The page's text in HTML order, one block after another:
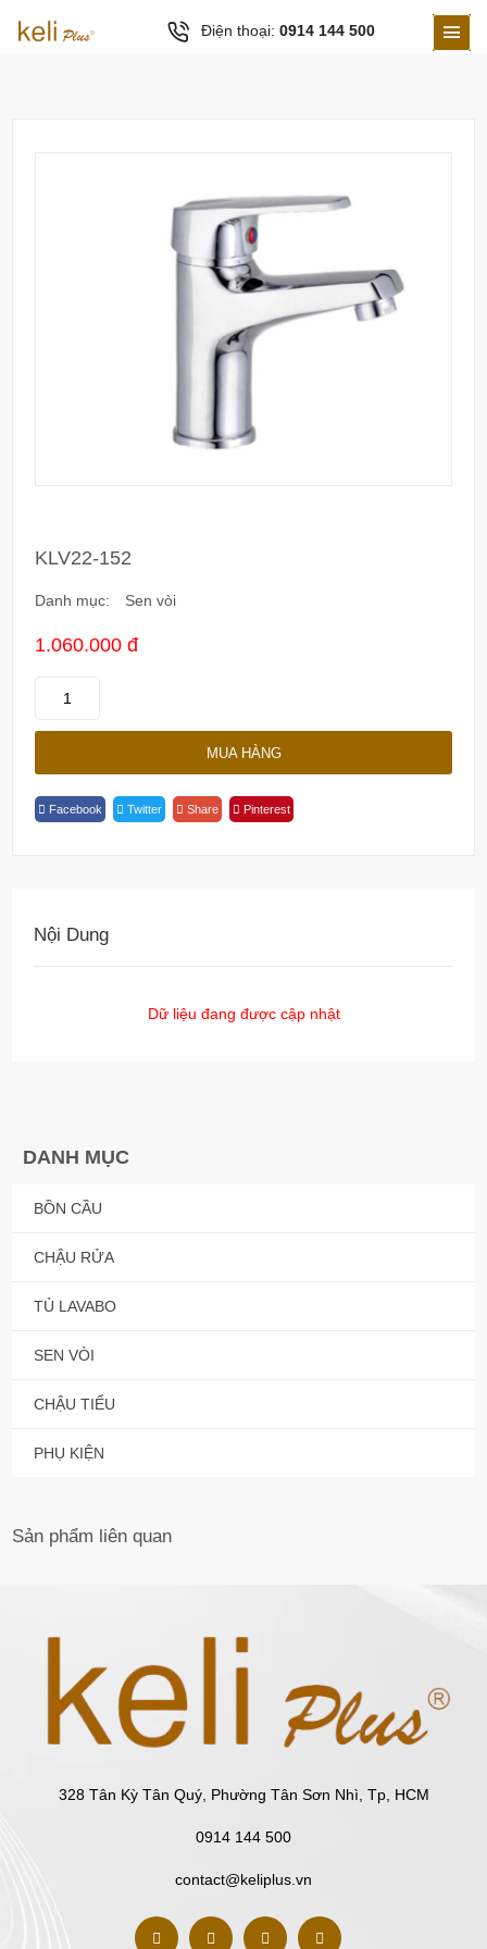
Điện thoại: 0914 144 500
DANH MỤC
BỒN CẦU
CHẬU RỬA
TỦ LAVABO
SEN VÒI
CHẬU TIỂU
PHỤ KIỆN
KLV22-152
Danh mục: Sen vòi
1.060.000 đ
KLV22-
MUA HÀNG
Facebook Twitter Share Pinterest
Nội Dung
Dữ liệu đang được cập nhật
Sản phẩm liên quan
328 Tân Kỳ Tân Quý, Phường Tân Sơn Nhì, Tp, HCM
0914 144 500
contact@keliplus.vn